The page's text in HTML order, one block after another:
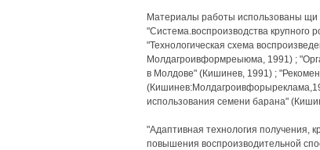
Материалы работы использованы щи
"Система.воспроизводства крупного
"Технологическая схема
Молдагроивформреыюма, 1991) ;
в Молдове" (Кишинев, 1991) ;
использования семени барана"
"Адаптивная технология получения,
повышения воспроизводительной